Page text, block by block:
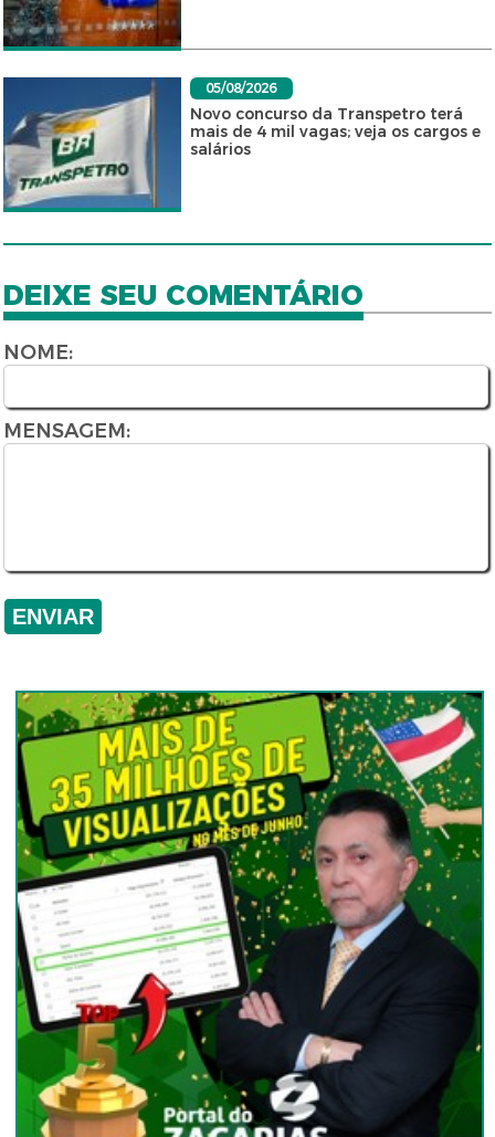
05/08/2026
Novo concurso da Transpetro terá
mais de 4 mil vagas; veja os cargos e
salários
DEIXE SEU COMENTÁRIO
NOME:
MENSAGEM: